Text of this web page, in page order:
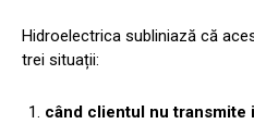
Hidroelectrica subliniază că
trei situații:
când clientul nu